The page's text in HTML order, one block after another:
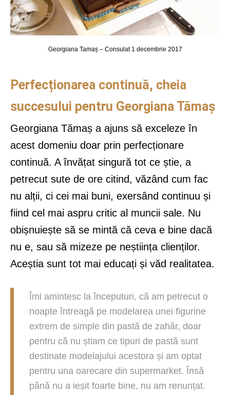
Georgiana Tamaș – Consulat 1 decembrie 2017
Perfecționarea continuă, cheia
succesului pentru Georgiana Tămaș
Georgiana Tămaș a ajuns să exceleze în
acest domeniu doar prin perfecționare
continuă. A învățat singură tot ce știe, a
petrecut sute de ore citind, văzând cum fac
nu alții, ci cei mai buni, exersând continuu și
fiind cel mai aspru critic al muncii sale. Nu
obișnuiește să se mintă că ceva e bine dacă
nu e, sau să mizeze pe neștiința clienților.
Aceștia sunt tot mai educați și văd realitatea.
Îmi amintesc la începuturi, că am petrecut o
noapte întreagă pe modelarea unei figurine
extrem de simple din pastă de zahăr, doar
pentru că nu știam ce tipuri de pastă sunt
destinate modelajului acestora și am optat
pentru una oarecare din supermarket. Însă
până nu a ieșit foarte bine, nu am renunțat.